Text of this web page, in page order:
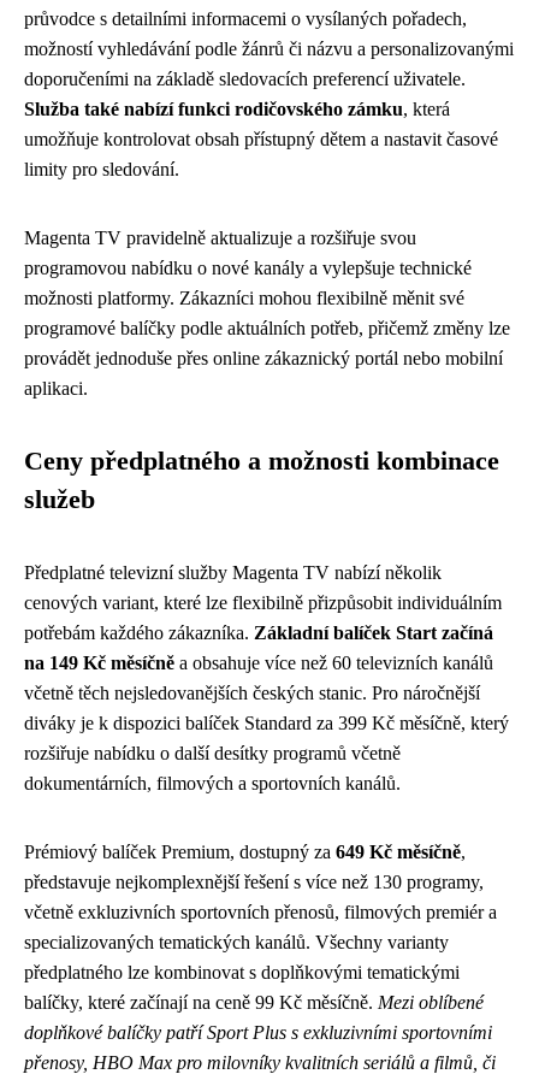
průvodce s detailními informacemi o vysílaných pořadech,
možností vyhledávání podle žánrů či názvu a personalizovanými
doporučeními na základě sledovacích preferencí uživatele.
Služba také nabízí funkci rodičovského zámku, která
umožňuje kontrolovat obsah přístupný dětem a nastavit časové
limity pro sledování.
Magenta TV pravidelně aktualizuje a rozšiřuje svou
programovou nabídku o nové kanály a vylepšuje technické
možnosti platformy. Zákazníci mohou flexibilně měnit své
programové balíčky podle aktuálních potřeb, přičemž změny lze
provádět jednoduše přes online zákaznický portál nebo mobilní
aplikaci.
Ceny předplatného a možnosti kombinace
služeb
Předplatné televizní služby Magenta TV nabízí několik
cenových variant, které lze flexibilně přizpůsobit individuálním
potřebám každého zákazníka. Základní balíček Start začíná
na 149 Kč měsíčně a obsahuje více než 60 televizních kanálů
včetně těch nejsledovanějších českých stanic. Pro náročnější
diváky je k dispozici balíček Standard za 399 Kč měsíčně, který
rozšiřuje nabídku o další desítky programů včetně
dokumentárních, filmových a sportovních kanálů.
Prémiový balíček Premium, dostupný za 649 Kč měsíčně,
představuje nejkomplexnější řešení s více než 130 programy,
včetně exkluzivních sportovních přenosů, filmových premiér a
specializovaných tematických kanálů. Všechny varianty
předplatného lze kombinovat s doplňkovými tematickými
balíčky, které začínají na ceně 99 Kč měsíčně. Mezi oblíbené
doplňkové balíčky patří Sport Plus s exkluzivními sportovními
přenosy, HBO Max pro milovníky kvalitních seriálů a filmů, či